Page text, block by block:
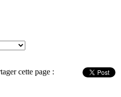
cette page :